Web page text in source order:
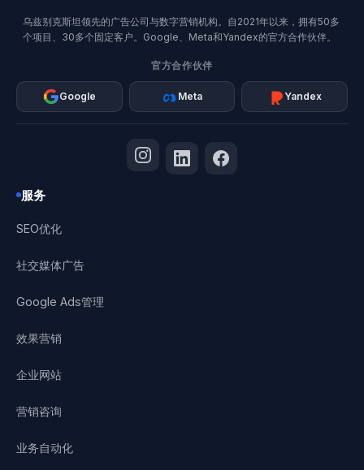
乌兹别克斯坦领先的广告公司与数字营销机构。自2021年以来，拥有50多
个项目、30多个固定客户。Google、Meta和Yandex的官方合作伙伴。
官方合作伙伴
Google Meta Yandex
服务
SEO优化
社交媒体广告
Google Ads管理
效果营销
企业网站
营销咨询
业务自动化